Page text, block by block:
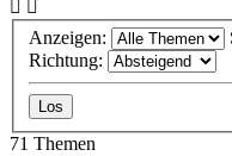
Anzeigen:
Richtung:
71 Themen